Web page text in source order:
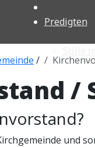
Predigten
/
/
und